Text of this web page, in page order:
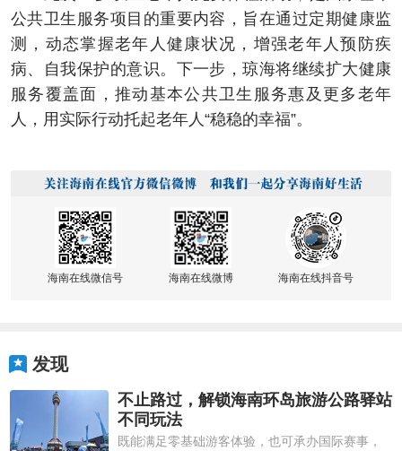
公共卫生服务项目的重要内容，旨在通过定期健康监
测，动态掌握老年人健康状况，增强老年人预防疾
病、自我保护的意识。下一步，琼海将继续扩大健康
服务覆盖面，推动基本公共卫生服务惠及更多老年
人，用实际行动托起老年人“稳稳的幸福”。
海南在线微信号 海南在线微博 海南在线抖音号
发现
不止路过，解锁海南环岛旅游公路驿站
不同玩法
既能满足零基础游客体验，也可承办国际赛事，